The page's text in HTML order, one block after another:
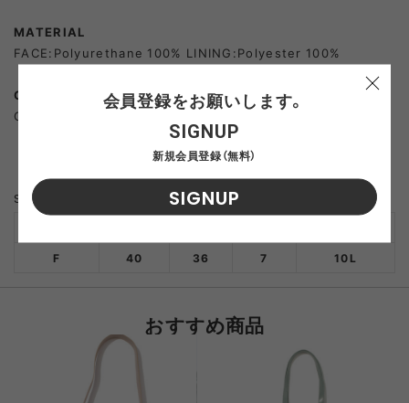
MATERIAL
FACE:Polyurethane 100% LINING:Polyester 100%
COUNTRY
China
SIZE
F
40 36 7 10L
おすすめ商品
会員登録をお願いします。
SIGNUP
新規会員登録（無料）
SIGNUP